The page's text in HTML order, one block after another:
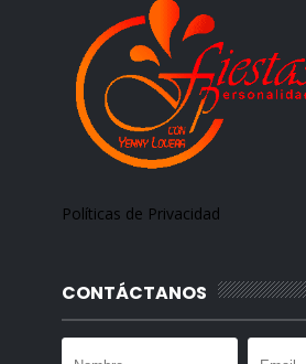
Políticas de Privacidad
CONTÁCTANOS